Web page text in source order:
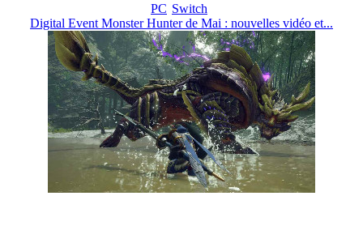
PC Switch
Digital Event Monster Hunter de Mai : nouvelles vidéo et...